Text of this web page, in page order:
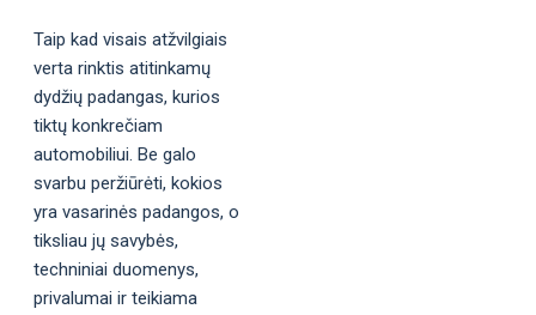
Taip kad visais atžvilgiais
verta rinktis atitinkamų
dydžių padangas, kurios
tiktų konkrečiam
automobiliui. Be galo
svarbu peržiūrėti, kokios
yra vasarinės padangos, o
tiksliau jų savybės,
techniniai duomenys,
privalumai ir teikiama